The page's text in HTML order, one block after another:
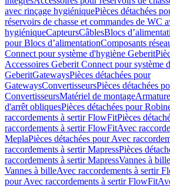
avec rinçage hygiéniquePièces détachées
réservoirs de chasse et commandes de WC
hygiéniqueCapteursCâblesBlocs
pour Blocs d’alimentationComposants
Connect pour système d'hygiène Geberit
Accessoires Geberit Connect pour système
GeberitGatewaysPièces détachées pour
GatewaysConvertisseursPièces détachées
ConvertisseursMatériel de montage
d'arrêt obliquesPièces détachées pour
raccordements à sertir FlowFitPièces
raccordements à sertir FlowFitAvec
MeplaPièces détachées pour Avec
raccordements à sertir MapressPièces
raccordements à sertir MapressVannes à bille
Vannes à billeAvec raccordements à sertir
pour Avec raccordements à sertir FlowFit